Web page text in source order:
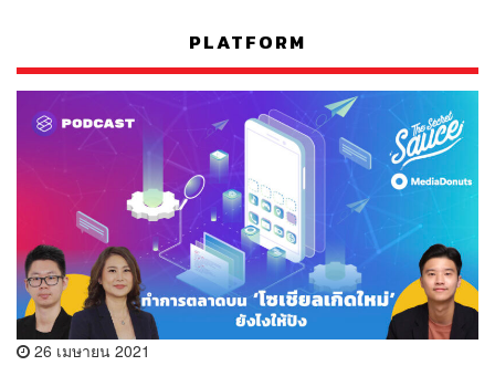
PLATFORM
26 เมษายน 2021